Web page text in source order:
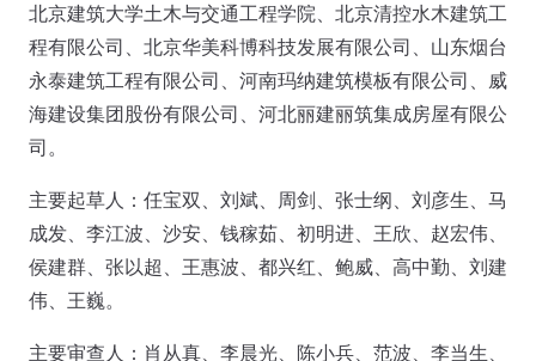
北京建筑大学土木与交通工程学院、北京清控水木建筑工
程有限公司、北京华美科博科技发展有限公司、山东烟台
永泰建筑工程有限公司、河南玛纳建筑模板有限公司、威
海建设集团股份有限公司、河北丽建丽筑集成房屋有限公
司。
主要起草人：任宝双、刘斌、周剑、张士纲、刘彦生、马
成发、李江波、沙安、钱稼茹、初明进、王欣、赵宏伟、
侯建群、张以超、王惠波、都兴红、鲍威、高中勤、刘建
伟、王巍。
主要审查人：肖从真、李晨光、陈小兵、范波、李当生、